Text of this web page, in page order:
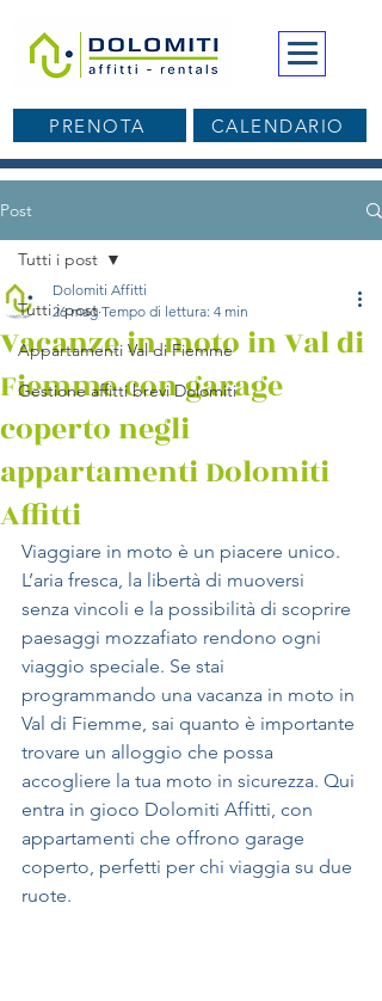
PRENOTA CALENDARIO
Post
Tutti i post
Appartamenti Val di Fiemme
Gestione affitti brevi Dolomiti
Tutti i post
Vacanze in moto in Val di
Fiemme con garage
coperto negli
appartamenti Dolomiti
Affitti
Dolomiti Affitti
26 mag Tempo di lettura: 4 min
Viaggiare in moto è un piacere unico.
L’aria fresca, la libertà di muoversi
senza vincoli e la possibilità di scoprire
paesaggi mozzafiato rendono ogni
viaggio speciale. Se stai
programmando una vacanza in moto in
Val di Fiemme, sai quanto è importante
trovare un alloggio che possa
accogliere la tua moto in sicurezza. Qui
entra in gioco Dolomiti Affitti, con
appartamenti che offrono garage
coperto, perfetti per chi viaggia su due
ruote.